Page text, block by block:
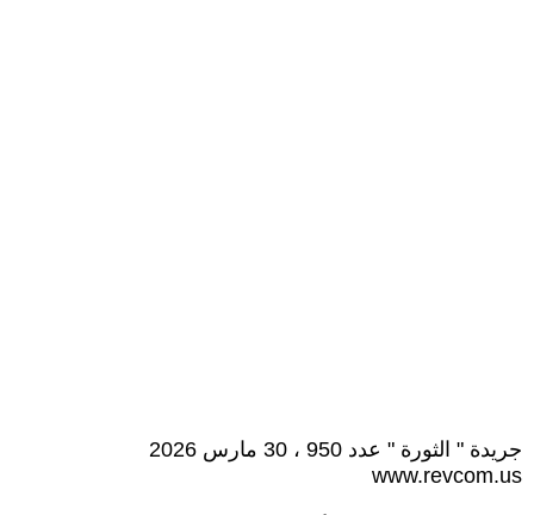
جريدة " الثورة " عدد 950 ، 30 مارس 2026
www.revcom.us